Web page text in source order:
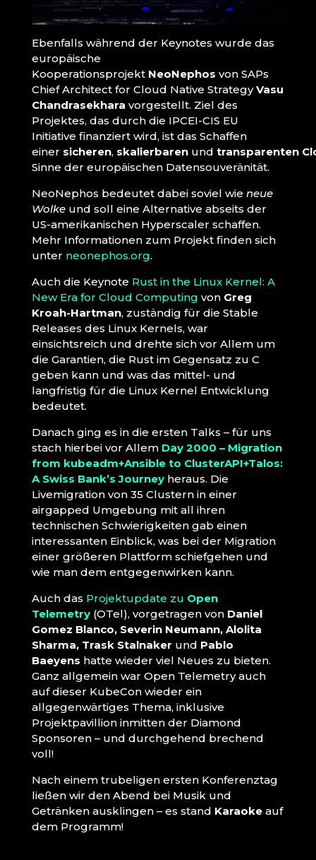
Ebenfalls während der Keynotes wurde das
europäische
Kooperationsprojekt NeoNephos von SAPs
Chief Architect for Cloud Native StrategyVasu
Chandrasekhara vorgestellt. Ziel des
Projektes, das durch die IPCEI-CIS EU
Initiative finanziert wird, ist das Schaffen
einer sicheren, skalierbarenund transparenten
Sinne der europäischen Datensouveränität.
NeoNephos bedeutet dabei soviel wie neue
Wolkeund soll eine Alternative abseits der
US-amerikanischen Hyperscaler schaffen.
Mehr Informationen zum Projekt finden sich
unter neonephos.org.
Auch die Keynote Rust in the Linux Kernel: A
New Era for Cloud Computing von Greg
Kroah-Hartman, zuständig für die Stable
Releases des Linux Kernels, war
einsichtsreich und drehte sich vor Allem um
die Garantien, die Rust im Gegensatz zu C
geben kann und was das mittel- und
langfristig für die Linux Kernel Entwicklung
bedeutet.
Danach ging es in die ersten Talks – für uns
stach hierbei vor Allem Day 2000 – Migration
from kubeadm+Ansible to ClusterAPI+Talos:
A Swiss Bank’s Journeyheraus. Die
Livemigration von 35 Clustern in einer
airgapped Umgebung mit all ihren
technischen Schwierigkeiten gab einen
interessanten Einblick, was bei der Migration
einer größeren Plattform schiefgehen und
wie man dem entgegenwirken kann.
Auch das Projektupdate zu Open
Telemetry (OTel), vorgetragen von Daniel
Gomez Blanco, Severin Neumann, Alolita
Sharma, Trask Stalnaker und Pablo
Baeyens hatte wieder viel Neues zu bieten.
Ganz allgemein war Open Telemetry auch
auf dieser KubeCon wieder ein
allgegenwärtiges Thema, inklusive
Projektpavillion inmitten der Diamond
Sponsoren – und durchgehend brechend
voll!
Nach einem trubeligen ersten Konferenztag
ließen wir den Abend bei Musik und
Getränken ausklingen – es stand Karaokeauf
dem Programm!